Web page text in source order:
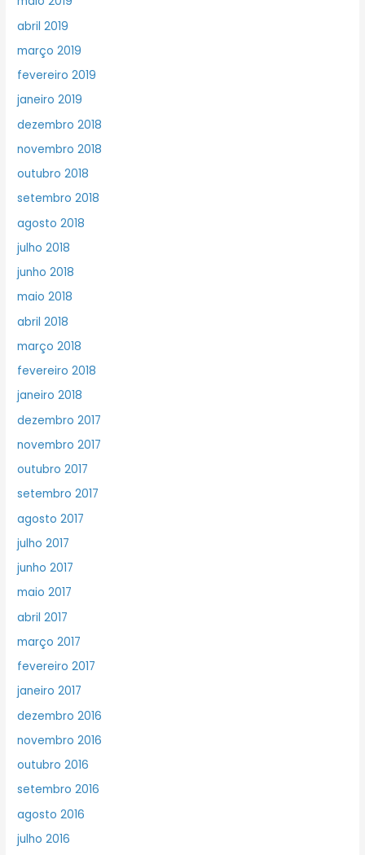
abril 2019
março 2019
fevereiro 2019
janeiro 2019
dezembro 2018
novembro 2018
outubro 2018
setembro 2018
agosto 2018
julho 2018
junho 2018
maio 2018
abril 2018
março 2018
fevereiro 2018
janeiro 2018
dezembro 2017
novembro 2017
outubro 2017
setembro 2017
agosto 2017
julho 2017
junho 2017
maio 2017
abril 2017
março 2017
fevereiro 2017
janeiro 2017
dezembro 2016
novembro 2016
outubro 2016
setembro 2016
agosto 2016
julho 2016